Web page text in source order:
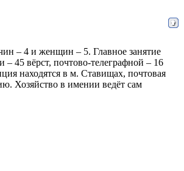
– 4 и женщин – 5. Главное занятие
45 вёрст, почтово-телеграфной – 16
находятся в м. Ставищах, почтовая
Хозяйство в имении ведёт сам